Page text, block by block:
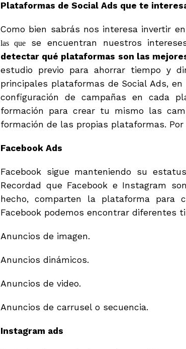
Plataformas de Social Ads que te
Como bien sabrás nos interesa invertir
las quese encuentran nuestros
detectar qué plataformas son las
estudio previo para ahorrar tiempo y
principales plataformas de Social Ads,
configuración de campañas en cada
formación para crear tu mismo las
formación de las propias plataformas.
Facebook Ads
Facebook sigue manteniendo su
Recordad que Facebook e Instagram
hecho, comparten la plataforma para
Facebook podemos encontrar diferentes
Anuncios de imagen.
Anuncios dinámicos.
Anuncios de video.
Anuncios de carrusel o secuencia.
Instagram ads